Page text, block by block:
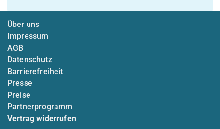
Über uns
Impressum
AGB
Datenschutz
Barrierefreiheit
Presse
Preise
Partnerprogramm
Vertrag widerrufen